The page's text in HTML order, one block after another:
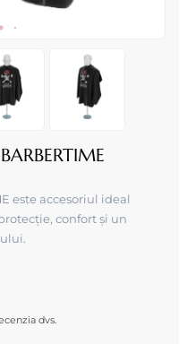
este accesoriul ideal
confort și un
dvs.